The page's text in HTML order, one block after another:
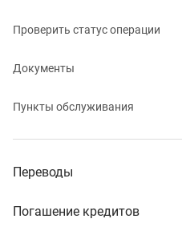
Проверить статус операции
Документы
Пункты обслуживания
Переводы
Погашение кредитов